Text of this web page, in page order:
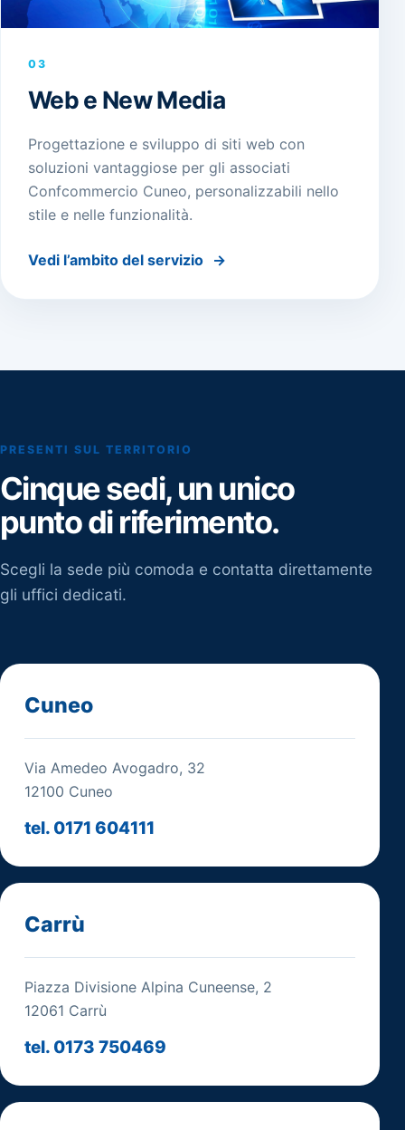
03
Web e New Media
Progettazione e sviluppo di siti web con
soluzioni vantaggiose per gli associati
Confcommercio Cuneo, personalizzabili nello
stile e nelle funzionalità.
Vedi l’ambito del servizio →
PRESENTI SUL TERRITORIO
Cinque sedi, un unico
punto di riferimento.
Scegli la sede più comoda e contatta direttamente
gli uffici dedicati.
Cuneo
Via Amedeo Avogadro, 32
12100 Cuneo
tel. 0171 604111
Carrù
Piazza Divisione Alpina Cuneense, 2
12061 Carrù
tel. 0173 750469